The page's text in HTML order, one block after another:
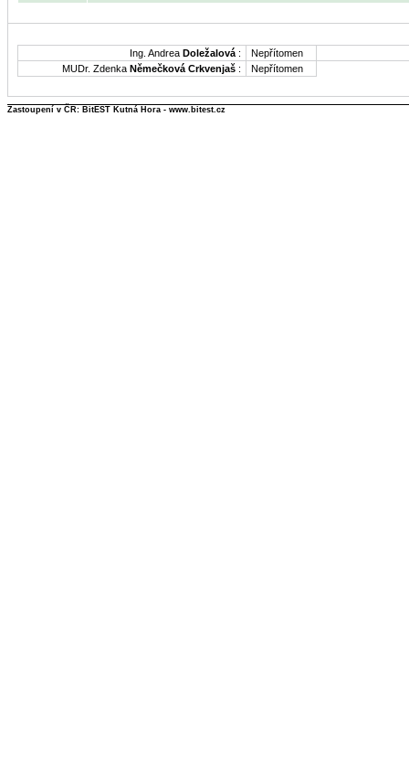
Ing. Andrea Doležalová :
Nepřítomen
MUDr. Zdenka Němečková Crkvenjaš : Nepřítomen
Zastoupení v ČR: BitEST Kutná Hora - www.bitest.cz